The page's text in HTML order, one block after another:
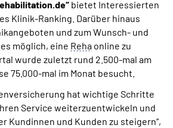
bietet Interessierten
Klinik-Ranking. Darüber hinaus
und zum Wunsch- und
möglich, eine Reha online zu
wurde zuletzt rund 2.500-mal am
75.000-mal im Monat besucht.
hat wichtige Schritte
Service weiterzuentwickeln und
Kundinnen und Kunden zu steigern“,